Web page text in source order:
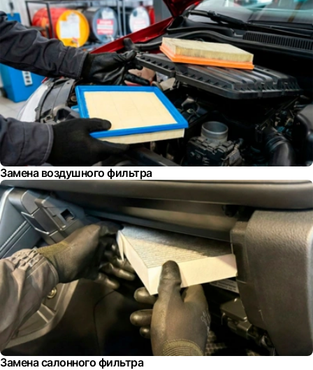
Замена воздушного фильтра
Замена салонного фильтра